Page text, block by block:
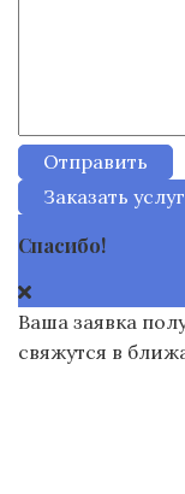
Отправить
Заказать
Спасибо!
Ваша заявка
свяжутся в